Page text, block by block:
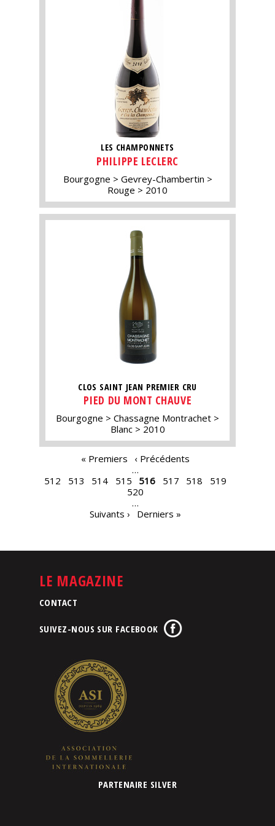
LES CHAMPONNETS
PHILIPPE LECLERC
Bourgogne
Gevrey-Chambertin
Rouge
2010
CLOS SAINT JEAN PREMIER CRU
PIED DU MONT CHAUVE
Bourgogne
Chassagne Montrachet
Blanc
2010
« Premiers
‹ Précédents
…
512
513 514 515 516 517 518
519
520
…
Suivants ›
Derniers »
LE MAGAZINE
CONTACT
SUIVEZ-NOUS SUR FACEBOOK
PARTENAIRE SILVER